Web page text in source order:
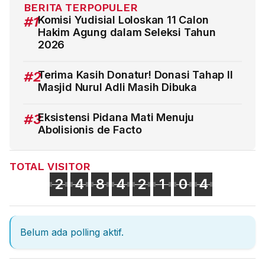
BERITA TERPOPULER
#1Komisi Yudisial Loloskan 11 Calon
Hakim Agung dalam Seleksi Tahun
2026
#2Terima Kasih Donatur! Donasi Tahap II
Masjid Nurul Adli Masih Dibuka
#3Eksistensi Pidana Mati Menuju
Abolisionis de Facto
TOTAL VISITOR
2 4 8 4 2 1 0 4
Belum ada polling aktif.